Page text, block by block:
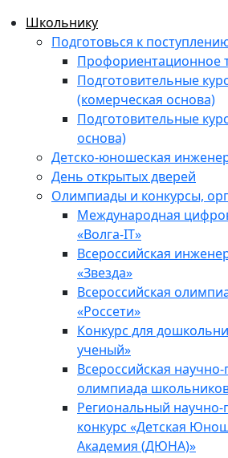
Школьнику
Подготовься к
Профориентационное
Подготовительные
(комерческая основа)
Подготовительные
основа)
Детско-юношеская
День открытых дверей
Олимпиады и конкурсы,
Международная
«Волга-IT»
Всероссийская
«Звезда»
Всероссийская
«Россети»
Конкурс для
ученый»
Всероссийская
олимпиада
Региональный научно-
конкурс «Детская
Академия (ДЮНА)»